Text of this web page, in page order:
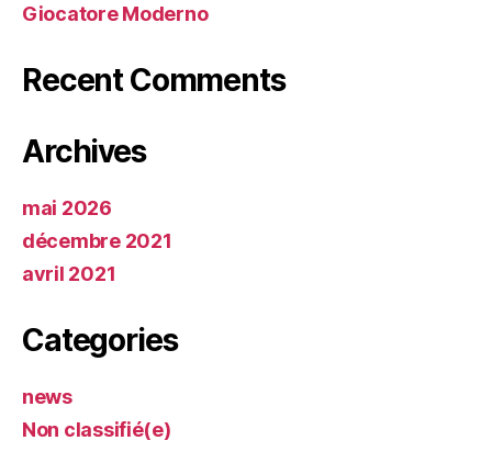
Giocatore Moderno
Recent Comments
Archives
mai 2026
décembre 2021
avril 2021
Categories
news
Non classifié(e)